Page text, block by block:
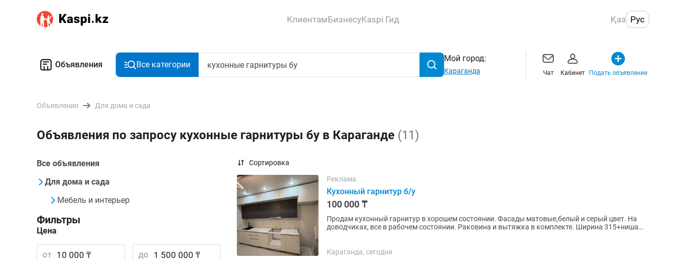
КлиентамБизнесуKaspi Гид Қаз Рус
Объявления Все категории
Мой город:
Караганда Чат Кабинет Подать объявление
Объявления Для дома и сада
Объявления по запросу кухонные гарнитуры бу в Караганде (11)
Все объявления
Для дома и сада
Мебель и интерьер
Фильтры
Цена
от до
Сортировка
Реклама
Кухонный гарнитур б/у
100 000 ₸
Продам кухонный гарнитур в хорошем состоянии. Фасады матовые,белый и серый цвет. На
доводчиках, все в рабочем состоянии. Раковина и вытяжка в комплекте. Ширина 315+ниша
Караганда, сегодня